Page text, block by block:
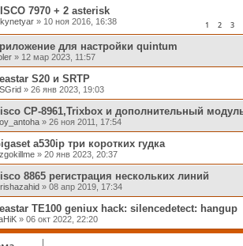
7970 + 2 asterisk
» 10 ноя 2016, 16:38 1 2 3
для настройки quintum
» 12 мар 2023, 11:57
S20 и SRTP
» 26 янв 2023, 19:03
CP-8961,Trixbox и дополнительный
» 26 ноя 2011, 17:54
a530ip три коротких гудка
» 20 янв 2023, 20:37
8865 регистрация нескольких линий
» 08 апр 2019, 17:34
TE100 geniux hack: silencedetect: hangup
» 06 окт 2022, 22:20